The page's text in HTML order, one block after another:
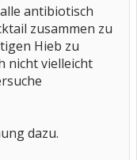
antibiotisch
zusammen zu
Hieb zu
nicht vielleicht
dazu.